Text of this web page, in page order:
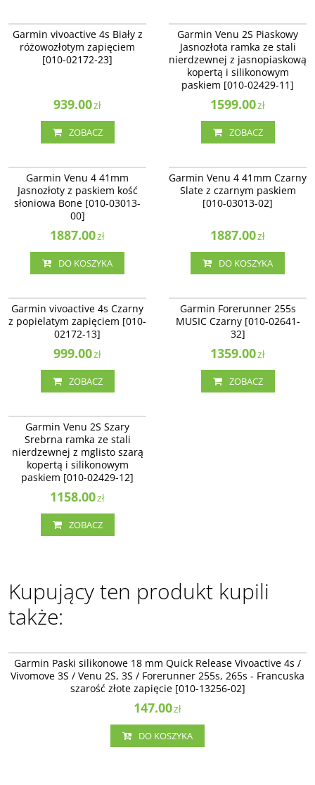
Garmin vivoactive 4s Biały z
różowozłotym zapięciem
[010-02172-23]
939.00zł
ZOBACZ
BESTSELLER
Garmin Venu 2S Piaskowy
Jasnozłota ramka ze stali
nierdzewnej z jasnopiaskową
kopertą i silikonowym
paskiem [010-02429-11]
1599.00zł
ZOBACZ
NOWOŚĆ BESTSELLER
Garmin Venu 4 41mm
Jasnozłoty z paskiem kość
słoniowa Bone [010-03013-
00]
1887.00zł
DO KOSZYKA
NOWOŚĆ BESTSELLER
Garmin Venu 4 41mm Czarny
Slate z czarnym paskiem
[010-03013-02]
1887.00zł
DO KOSZYKA
Garmin vivoactive 4s Czarny
z popielatym zapięciem [010-
02172-13]
999.00zł
ZOBACZ
Garmin Forerunner 255s
MUSIC Czarny [010-02641-
32]
1359.00zł
ZOBACZ
Garmin Venu 2S Szary
Srebrna ramka ze stali
nierdzewnej z mglisto szarą
kopertą i silikonowym
paskiem [010-02429-12]
1158.00zł
ZOBACZ
Kupujący ten produkt kupili
także:
Garmin Paski silikonowe 18 mm Quick Release Vivoactive 4s /
Vivomove 3S / Venu 2S, 3S / Forerunner 255s, 265s - Francuska
szarość złote zapięcie [010-13256-02]
147.00zł
DO KOSZYKA